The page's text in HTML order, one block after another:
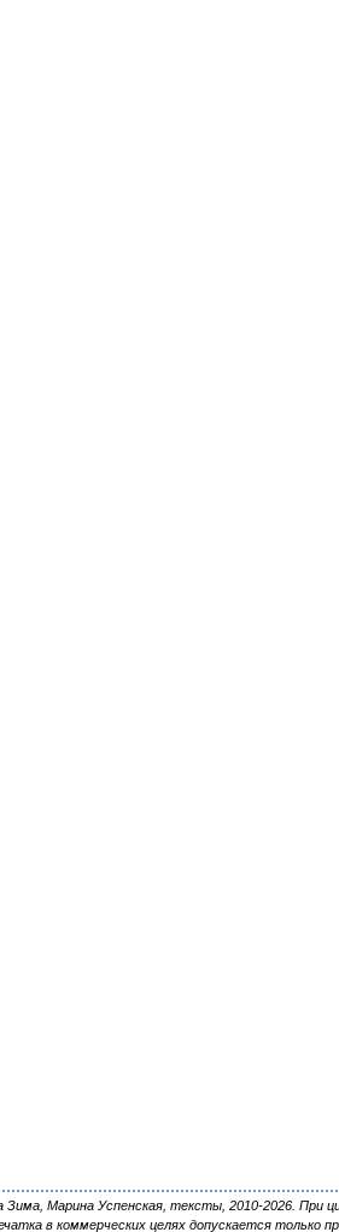
Марина Успенская, тексты, 2010-2026. При
в коммерческих целях допускается только